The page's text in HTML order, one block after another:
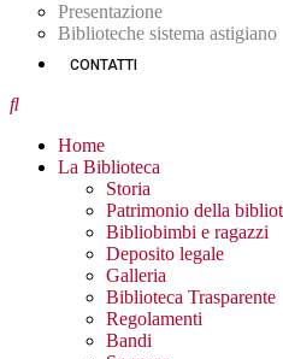
Presentazione
Biblioteche sistema astigiano
CONTATTI
Home
La Biblioteca
Storia
Patrimonio della
Bibliobimbi e ragazzi
Deposito legale
Galleria
Biblioteca Trasparente
Regolamenti
Bandi